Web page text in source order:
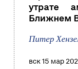
утрате
Ближнем
Питер
вск 15 мар